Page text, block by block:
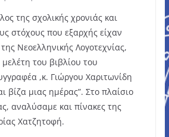
της σχολικής χρονιάς και
στόχους που εξαρχής είχαν
Νεοελληνικής Λογοτεχνίας,
του βιβλίου του
,κ. Γιώργου Χαριτωνίδη
βίζα μιας ημέρας”. Στο πλαίσιο
αναλύσαμε και πίνακες της
Χατζητοφή.